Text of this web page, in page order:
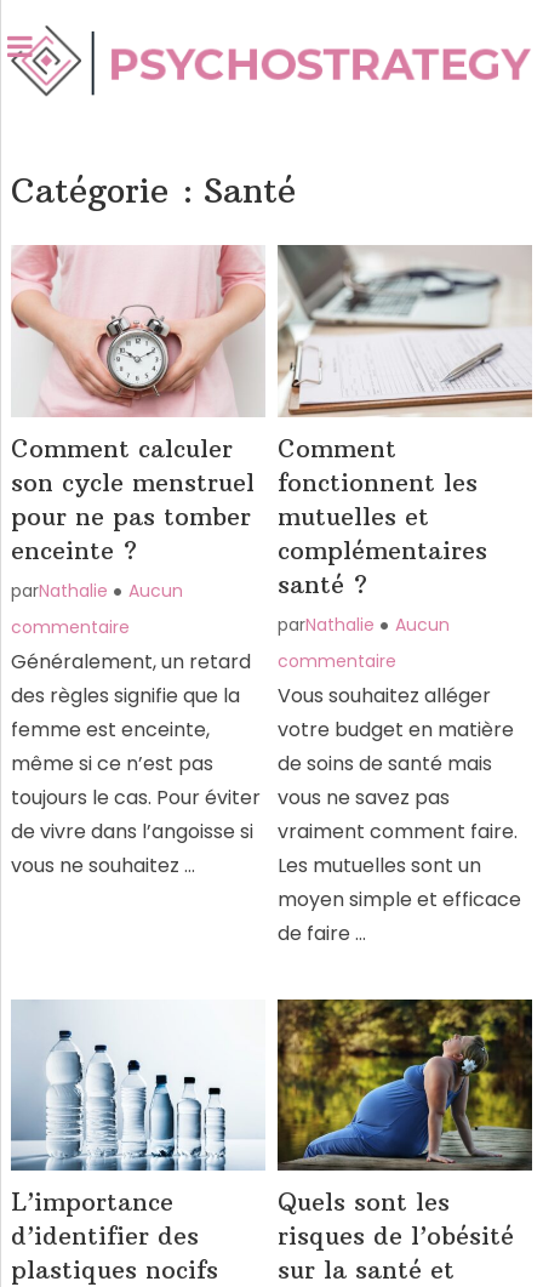
Catégorie : Santé
Comment calculer
son cycle menstruel
pour ne pas tomber
enceinte ?
parNathalie
Aucun
commentaire
Généralement, un retard
des règles signifie que la
femme est enceinte,
même si ce n’est pas
toujours le cas. Pour éviter
de vivre dans l’angoisse si
vous ne souhaitez …
Comment
fonctionnent les
mutuelles et
complémentaires
santé ?
parNathalie
Aucun
commentaire
Vous souhaitez alléger
votre budget en matière
de soins de santé mais
vous ne savez pas
vraiment comment faire.
Les mutuelles sont un
moyen simple et efficace
de faire …
L’importance
d’identifier des
plastiques nocifs
Quels sont les
risques de l’obésité
sur la santé et